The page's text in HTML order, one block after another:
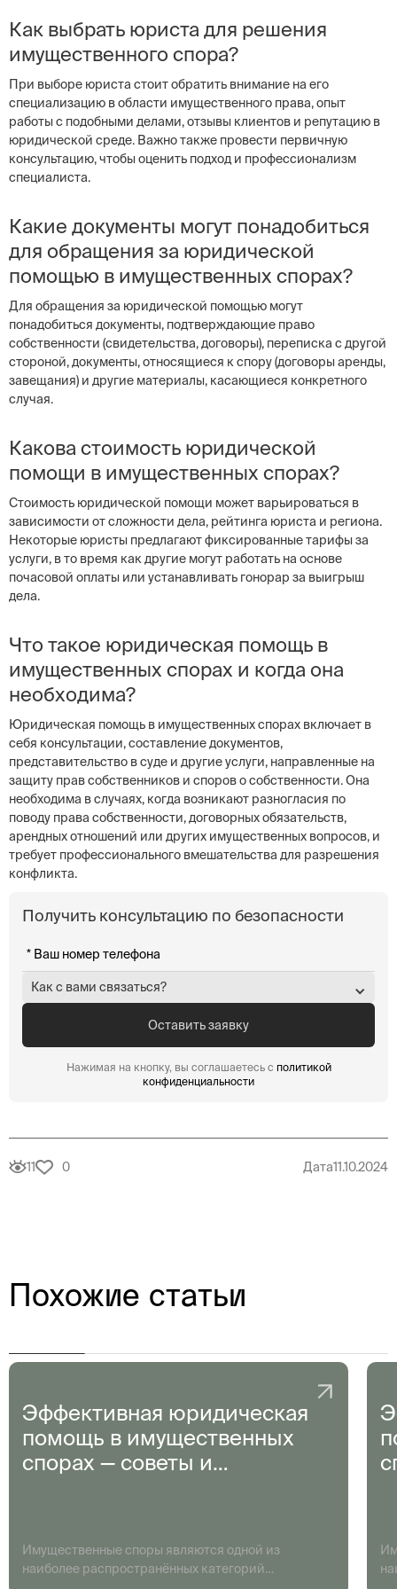
Как выбрать юриста для решения
имущественного спора?
При выборе юриста стоит обратить внимание на его
специализацию в области имущественного права, опыт
работы с подобными делами, отзывы клиентов и репутацию в
юридической среде. Важно также провести первичную
консультацию, чтобы оценить подход и профессионализм
специалиста.
Какие документы могут понадобиться
для обращения за юридической
помощью в имущественных спорах?
Для обращения за юридической помощью могут
понадобиться документы, подтверждающие право
собственности (свидетельства, договоры), переписка с другой
стороной, документы, относящиеся к спору (договоры аренды,
завещания) и другие материалы, касающиеся конкретного
случая.
Какова стоимость юридической
помощи в имущественных спорах?
Стоимость юридической помощи может варьироваться в
зависимости от сложности дела, рейтинга юриста и региона.
Некоторые юристы предлагают фиксированные тарифы за
услуги, в то время как другие могут работать на основе
почасовой оплаты или устанавливать гонорар за выигрыш
дела.
Что такое юридическая помощь в
имущественных спорах и когда она
необходима?
Юридическая помощь в имущественных спорах включает в
себя консультации, составление документов,
представительство в суде и другие услуги, направленные на
защиту прав собственников и споров о собственности. Она
необходима в случаях, когда возникают разногласия по
поводу права собственности, договорных обязательств,
арендных отношений или других имущественных вопросов, и
требует профессионального вмешательства для разрешения
конфликта.
Получить консультацию по безопасности
Как с вами связаться?
Нажимая на кнопку, вы соглашаетесь с политикой
конфиденциальности
11 0 Дата11.10.2024
Похожие статьи
Эффективная юридическая
помощь в имущественных
спорах — советы и
Имущественные споры являются одной из
наиболее распространённых категорий